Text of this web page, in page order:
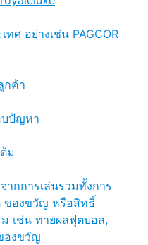
ทศ อย่างเช่น PAGCOR
กค้า
บปัญหา
ม
กการเล่นรวมทั้งการ
ของขวัญ หรือสิทธิ์
ม เช่น ทายผลฟุตบอล,
องขวัญ